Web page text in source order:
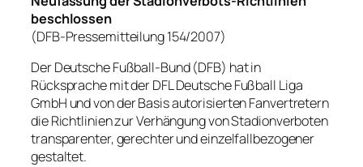
beschlossen
(DFB-Pressemitteilung 154/2007)
Der Deutsche Fußball-Bund (DFB) hat in
Rücksprache mit der DFL Deutsche Fußball Liga
GmbH und von der Basis autorisierten Fanvertretern
die Richtlinien zur Verhängung von Stadionverboten
transparenter, gerechter und einzelfallbezogener
gestaltet.